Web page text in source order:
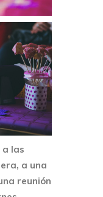
las
a una
reunión